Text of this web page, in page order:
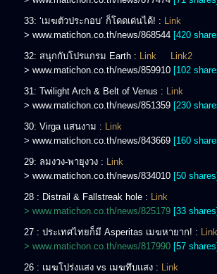
33: ‘เมฆตัวประกอบ’ ก็โดดเด่นได้! : Link
> www.matichon.co.th/news/868544 [420
32: สนุกกับโปรแกรม Earth : Link
Link2
> www.matichon.co.th/news/859910 [102
31: Twilight Arch & Belt of Venus : Link
> www.matichon.co.th/news/851359 [230
30: Virga แสนงาม : Link
> www.matichon.co.th/news/843669 [160
29: ลมงวง-พายุงวง : Link
> www.matichon.co.th/news/834010 [50 shares]
28 : Distrail & Fallstreak hole : Link
> www.matichon.co.th/news/825179 [33 shares]
27 : ประเทศไทยก็มี Asperitas เมฆหายาก! : Link
> www.matichon.co.th/news/817990 [57 shares]
26 : เมฆโปร่งแสง vs เมฆทึบแสง : Link